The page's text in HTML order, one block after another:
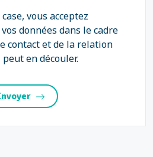
vous acceptez
données dans le cadre
contact et de la relation
en découler.